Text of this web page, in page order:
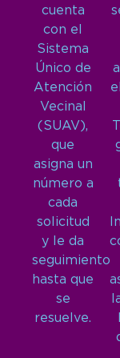
cuenta
con el
Sistema
Único de
Atención
Vecinal
(SUAV),
que
asigna un
número a
cada
solicitud
y le da
seguimiento
hasta que
se
resuelve.